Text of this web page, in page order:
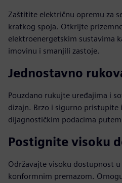
Zaštitite električnu opremu za
kratkog spoja. Otkrijte
elektroenergetskim sustavima
imovinu i smanjili zastoje.
Jednostavno
Pouzdano rukujte uređajima i
dizajn. Brzo i sigurno pristupite
dijagnostičkim podacima
Postignite visoku
Održavajte visoku dostupnost
konformnim premazom.